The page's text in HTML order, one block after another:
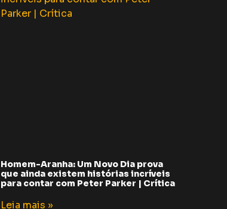
Homem-Aranha: Um Novo Dia prova
que ainda existem histórias incríveis
para contar com Peter Parker | Crítica
Leia mais »